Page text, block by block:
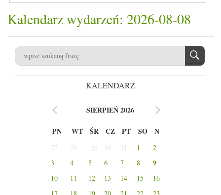
Kalendarz wydarzeń: 2026-08-08
KALENDARZ
SIERPIEŃ 2026
PN WT ŚR CZ PT SO N
27 28 29 30 31 1
2
3
4 5 6 7 8 9
10 11 12 13 14 15
16